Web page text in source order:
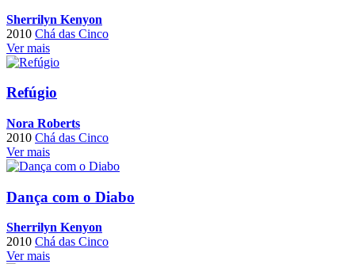
Sherrilyn Kenyon
2010 Chá das Cinco
Ver mais
Refúgio
Nora Roberts
2010 Chá das Cinco
Ver mais
Dança com o Diabo
Sherrilyn Kenyon
2010 Chá das Cinco
Ver mais